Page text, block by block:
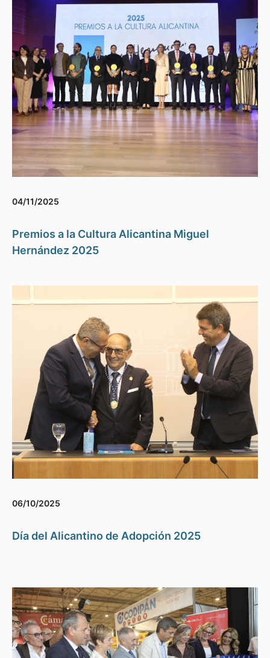
04/11/2025
Premios a la Cultura Alicantina Miguel
Hernández 2025
06/10/2025
Día del Alicantino de Adopción 2025